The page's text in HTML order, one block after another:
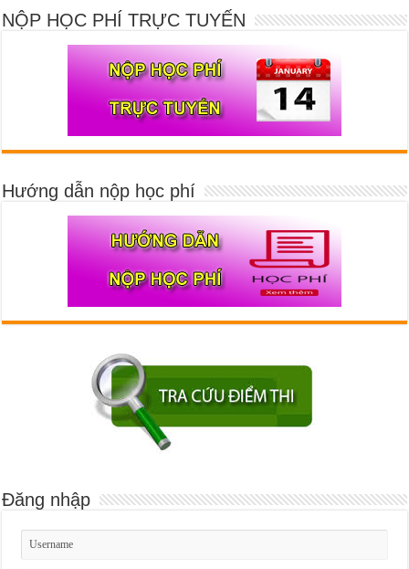
NỘP HỌC PHÍ TRỰC TUYẾN
Hướng dẫn nộp học phí
Đăng nhập